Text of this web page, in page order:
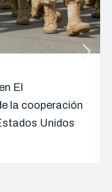
El
la cooperación
Unidos